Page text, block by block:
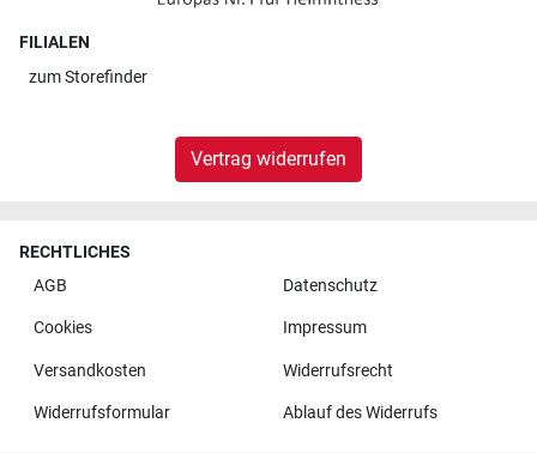
FILIALEN
zumStorefinder
Vertrag widerrufen
RECHTLICHES
AGB
Datenschutz
Cookies Impressum
Versandkosten Widerrufsrecht
Widerrufsformular Ablauf des Widerrufs